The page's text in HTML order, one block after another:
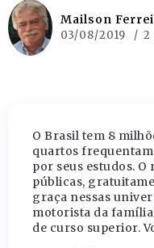
Mailson
03/08/2019 2
O Brasil tem 8
quartos frequentam
por seus estudos.
públicas,
graça nessas
motorista da
de curso superior.